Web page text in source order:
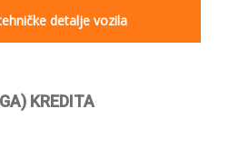
detalje vozila
KREDITA